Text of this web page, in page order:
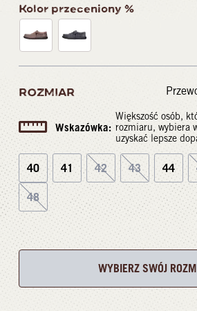
Kolor przeceniony %
ROZMIAR
Wskazówka:
Większość osób,
rozmiaru, wybiera
uzyskać lepsze
40 41 42 43 44
48
WYBIERZ SWÓJ